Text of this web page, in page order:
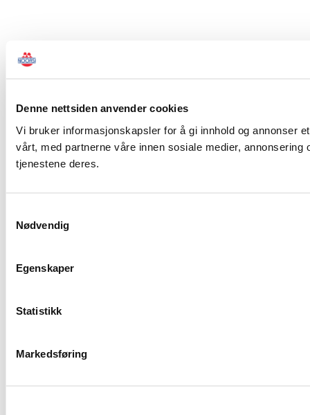
Denne nettsiden anvender cookies
Vi bruker informasjonskapsler for å gi innhold og annonser
vårt, med partnerne våre innen sosiale medier,
tjenestene deres.
Nødvendig
Egenskaper
Statistikk
Markedsføring